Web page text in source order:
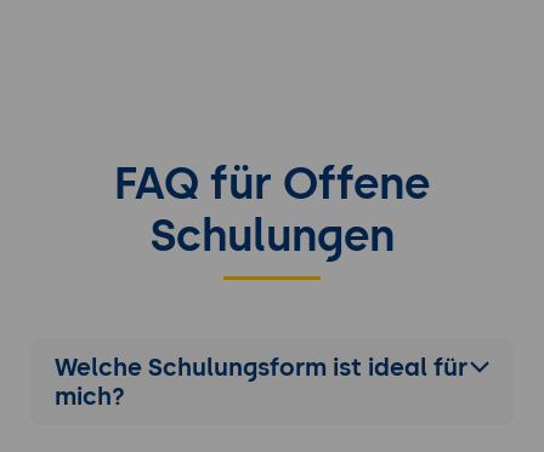
FAQ für Offene
Schulungen
Welche Schulungsform ist ideal für
mich?